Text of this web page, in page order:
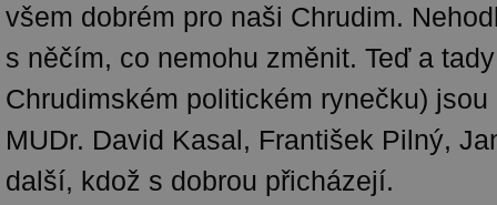
všem dobrém pro naši Chrudim.
s něčím, co nemohu změnit. Teď a
Chrudimském politickém rynečku)
MUDr. David Kasal, František Pilný,
další, kdož s dobrou přicházejí.